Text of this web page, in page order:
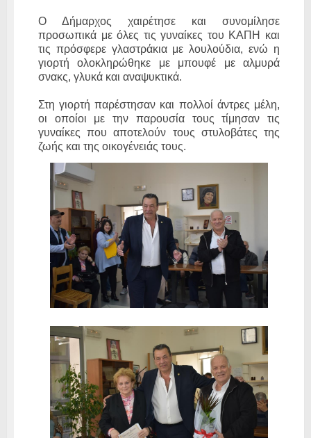
Ο Δήμαρχος χαιρέτησε και συνομίλησε
προσωπικά με όλες τις γυναίκες του ΚΑΠΗ και
τις πρόσφερε γλαστράκια με λουλούδια, ενώ η
γιορτή ολοκληρώθηκε με μπουφέ με αλμυρά
σνακς, γλυκά και αναψυκτικά.
Στη γιορτή παρέστησαν και πολλοί άντρες μέλη,
οι οποίοι με την παρουσία τους τίμησαν τις
γυναίκες που αποτελούν τους στυλοβάτες της
ζωής και της οικογένειάς τους.